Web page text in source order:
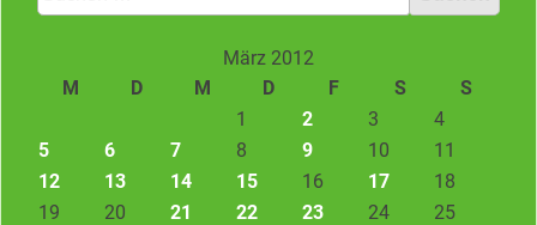
nach:
März 2012
M
D M D F S
S
1
2 3
4
5
6 7 8 9 10
11
12
13 14 15 16 17
18
19
20 21 22 23 24
25